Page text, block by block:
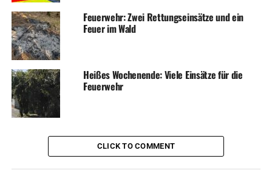
Feuerwehr: Zwei Rettungseinsätze und ein
Feuer im Wald
Heißes Wochenende: Viele Einsätze für die
Feuerwehr
CLICK TO COMMENT